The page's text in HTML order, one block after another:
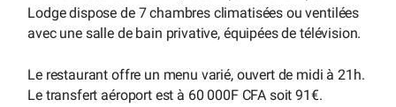
Lodge dispose de 7 chambres climatisées ou ventilées
avec une salle de bain privative, équipées de télévision.
Le restaurant offre un menu varié, ouvert de midi à 21h.
Le transfert aéroport est à 60 000F CFA soit 91€.